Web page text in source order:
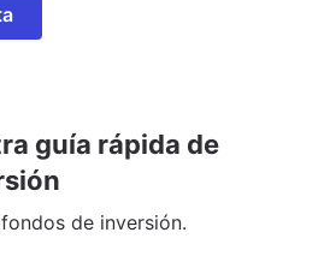
guía rápida de
de inversión.